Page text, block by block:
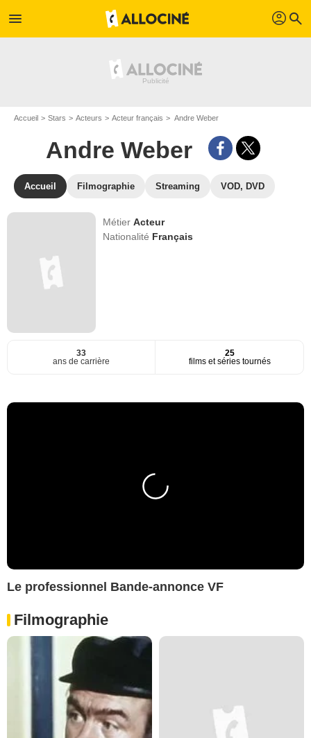
menu profil search
Accueil Stars Acteurs Acteur français Andre Weber
Andre Weber
Accueil Filmographie Streaming VOD, DVD
MétierActeur
Nationalité Français
33
ans de carrière
25
films et séries tournés
Le professionnel Bande-annonce VF
Filmographie